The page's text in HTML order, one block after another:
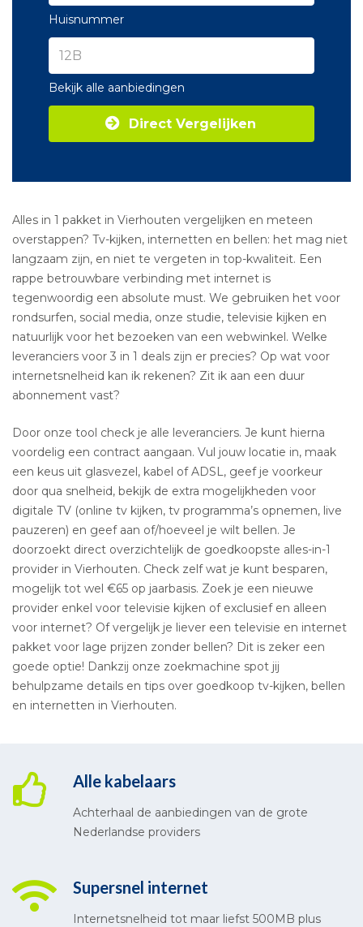
Huisnummer
Bekijk alle aanbiedingen
Direct Vergelijken
Alles in 1 pakket in Vierhouten vergelijken en meteen
overstappen? Tv-kijken, internetten en bellen: het mag niet
langzaam zijn, en niet te vergeten in top-kwaliteit. Een
rappe betrouwbare verbinding met internet is
tegenwoordig een absolute must. We gebruiken het voor
rondsurfen, social media, onze studie, televisie kijken en
natuurlijk voor het bezoeken van een webwinkel. Welke
leveranciers voor 3 in 1 deals zijn er precies? Op wat voor
internetsnelheid kan ik rekenen? Zit ik aan een duur
abonnement vast?
Door onze tool check je alle leveranciers. Je kunt hierna
voordelig een contract aangaan. Vul jouw locatie in, maak
een keus uit glasvezel, kabel of ADSL, geef je voorkeur
door qua snelheid, bekijk de extra mogelijkheden voor
digitale TV (online tv kijken, tv programma’s opnemen, live
pauzeren) en geef aan of/hoeveel je wilt bellen. Je
doorzoekt direct overzichtelijk de goedkoopste alles-in-1
provider in Vierhouten. Check zelf wat je kunt besparen,
mogelijk tot wel €65 op jaarbasis. Zoek je een nieuwe
provider enkel voor televisie kijken of exclusief en alleen
voor internet? Of vergelijk je liever een televisie en internet
pakket voor lage prijzen zonder bellen? Dit is zeker een
goede optie! Dankzij onze zoekmachine spot jij
behulpzame details en tips over goedkoop tv-kijken, bellen
en internetten in Vierhouten.
Alle kabelaars
Achterhaal de aanbiedingen van de grote
Nederlandse providers
Supersnel internet
Internetsnelheid tot maar liefst 500MB plus